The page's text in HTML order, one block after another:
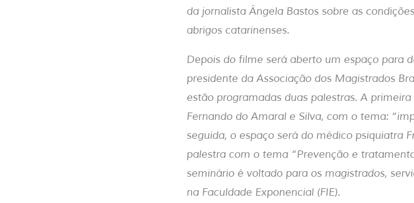
da jornalista Ângela Bastos sobre as
abrigos catarinenses.
Depois do filme será aberto um espaço para
presidente da Associação dos Magistrados
estão programadas duas palestras. A
Fernando do Amaral e Silva, com o tema:
seguida, o espaço será do médico psiquiatra
palestra com o tema “Prevenção e
seminário é voltado para os magistrados,
na Faculdade Exponencial (FIE).